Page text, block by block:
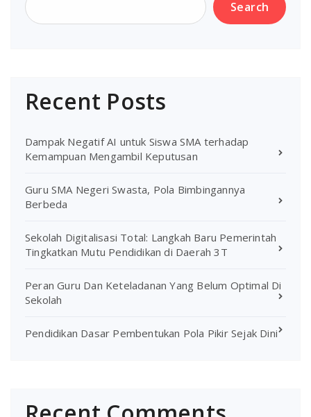
Search
Recent Posts
Dampak Negatif AI untuk Siswa SMA terhadap
Kemampuan Mengambil Keputusan
Guru SMA Negeri Swasta, Pola Bimbingannya
Berbeda
Sekolah Digitalisasi Total: Langkah Baru Pemerintah
Tingkatkan Mutu Pendidikan di Daerah 3T
Peran Guru Dan Keteladanan Yang Belum Optimal Di
Sekolah
Pendidikan Dasar Pembentukan Pola Pikir Sejak Dini